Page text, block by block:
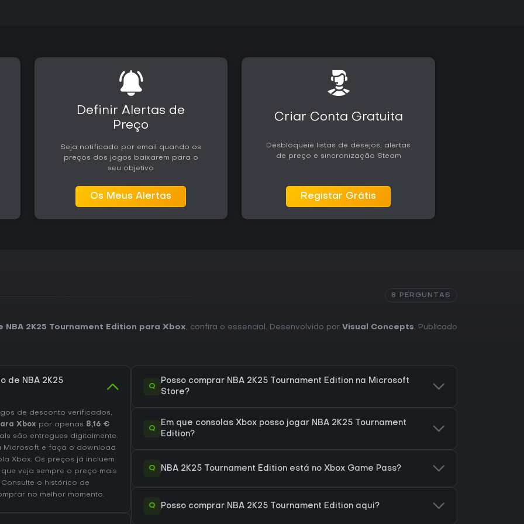
Definir Alertas de
Preço
Seja notificado por email quando os
preços dos jogos baixarem para o
seu objetivo
Os Meus Alertas
Criar Conta Gratuita
Desbloqueie listas de desejos, alertas
de preço e sincronização Steam
Registar Grátis
8 PERGUNTAS
2K25 Tournament Edition para Xbox, confira o essencial. Desenvolvido por Visual Concepts. Publicado
de NBA 2K25
de desconto verificados,
Xbox por apenas 8,16 €
são entregues digitalmente.
Microsoft e faça o download
Xbox. Os preços já incluem
veja sempre o preço mais
Consulte o histórico de
no melhor momento.
Q
Posso comprar NBA 2K25 Tournament Edition na Microsoft
Store?
Q
Em que consolas Xbox posso jogar NBA 2K25 Tournament
Edition?
Q NBA 2K25 Tournament Edition está no Xbox Game Pass?
Q Posso comprar NBA 2K25 Tournament Edition aqui?